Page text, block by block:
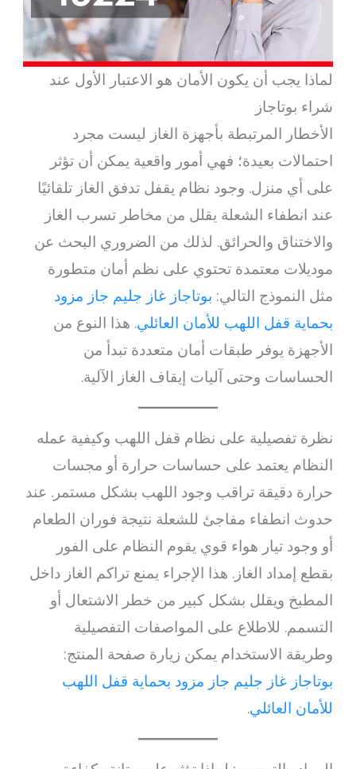
لماذا يجب أن يكون الأمان هو الاعتبار الأول عند
شراء بوتاجاز
الأخطار المرتبطة بأجهزة الغاز ليست مجرد
احتمالات بعيدة؛ فهي أمور واقعية يمكن أن تؤثر
على أي منزل. وجود نظام يقفل تدفق الغاز تلقائيًا
عند انطفاء الشعلة يقلل من مخاطر تسرب الغاز
والاختناق والحرائق. لذلك من الضروري البحث عن
موديلات معتمدة تحتوي على نظم أمان متطورة
مثل النموذج التالي: بوتاجاز غاز جليم جاز مزود
بحماية قفل اللهب للأمان العائلي. هذا النوع من
الأجهزة يوفر طبقات أمان متعددة تبدأ من
الحساسات وحتى آليات إيقاف الغاز الآلية.
نظرة تفصيلية على نظام قفل اللهب وكيفية عمله
النظام يعتمد على حساسات حرارة أو مجسات
حرارة دقيقة تراقب وجود اللهب بشكل مستمر. عند
حدوث انطفاء مفاجئ للشعلة نتيجة فوران الطعام
أو وجود تيار هواء قوي يقوم النظام على الفور
بقطع إمداد الغاز. هذا الإجراء يمنع تراكم الغاز داخل
المطبخ ويقلل بشكل كبير من خطر الاشتعال أو
التسمم. للاطلاع على المواصفات التفصيلية
وطريقة الاستخدام يمكن زيارة صفحة المنتج:
بوتاجاز غاز جليم جاز مزود بحماية قفل اللهب
للأمان العائلي.